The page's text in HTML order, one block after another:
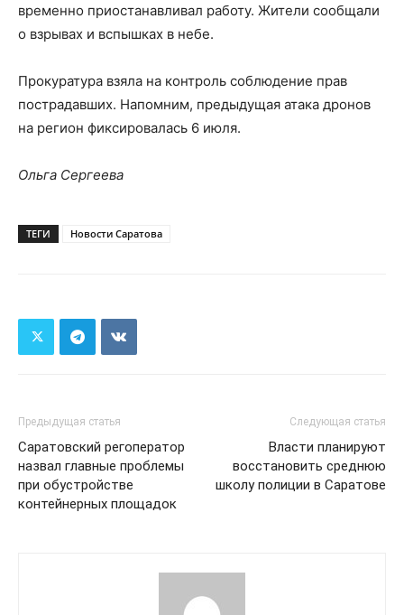
временно приостанавливал работу. Жители сообщали
о взрывах и вспышках в небе.
Прокуратура взяла на контроль соблюдение прав
пострадавших. Напомним, предыдущая атака дронов
на регион фиксировалась 6 июля.
Ольга Сергеева
ТЕГИ Новости Саратова
Предыдущая статья
Саратовский регоператор
назвал главные проблемы
при обустройстве
контейнерных площадок
Следующая статья
Власти планируют
восстановить среднюю
школу полиции в Саратове